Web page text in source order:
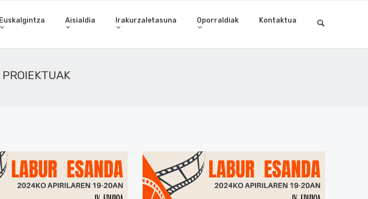
Euskalgintza Aisialdia Irakurzaletasuna Oporraldiak Kontaktua
PROIEKTUAK